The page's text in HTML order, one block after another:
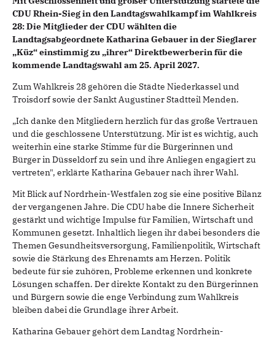
CDU Rhein-Sieg in den Landtagswahlkampf im Wahlkreis
28: Die Mitglieder der CDU wählten die
Landtagsabgeordnete Katharina Gebauer in der Sieglarer
„Küz“ einstimmig zu „ihrer“ Direktbewerberin für die
kommende Landtagswahl am 25. April 2027.
Zum Wahlkreis 28 gehören die Städte Niederkassel und
Troisdorf sowie der Sankt Augustiner Stadtteil Menden.
„Ich danke den Mitgliedern herzlich für das große Vertrauen
und die geschlossene Unterstützung. Mir ist es wichtig, auch
weiterhin eine starke Stimme für die Bürgerinnen und
Bürger in Düsseldorf zu sein und ihre Anliegen engagiert zu
vertreten", erklärte Katharina Gebauer nach ihrer Wahl.
Mit Blick auf Nordrhein-Westfalen zog sie eine positive Bilanz
der vergangenen Jahre. Die CDU habe die Innere Sicherheit
gestärkt und wichtige Impulse für Familien, Wirtschaft und
Kommunen gesetzt. Inhaltlich liegen ihr dabei besonders die
Themen Gesundheitsversorgung, Familienpolitik, Wirtschaft
sowie die Stärkung des Ehrenamts am Herzen. Politik
bedeute für sie zuhören, Probleme erkennen und konkrete
Lösungen schaffen. Der direkte Kontakt zu den Bürgerinnen
und Bürgern sowie die enge Verbindung zum Wahlkreis
bleiben dabei die Grundlage ihrer Arbeit.
Katharina Gebauer gehört dem Landtag Nordrhein-